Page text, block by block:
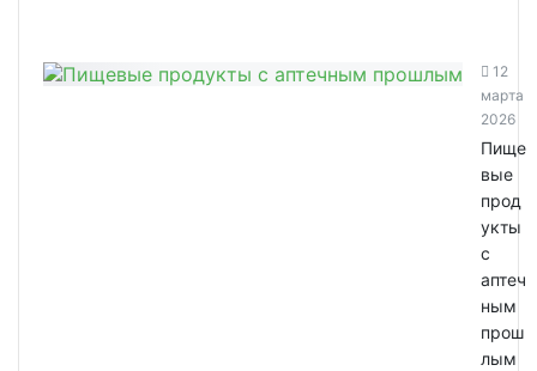
12
марта
2026
Пище
вые
прод
укты
с
аптеч
ным
прош
лым